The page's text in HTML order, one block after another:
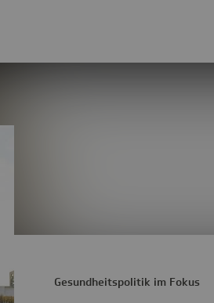
Gesundheitspolitik im Fokus